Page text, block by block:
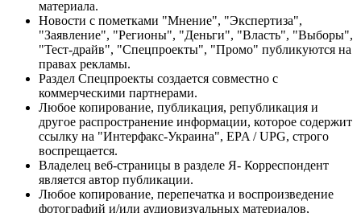
материала.
Новости с пометками "Мнение", "Экспертиза",
"Заявление", "Регионы", "Деньги", "Власть", "Выборы",
"Тест-драйв", "Спецпроекты", "Промо" публикуются на
правах рекламы.
Раздел Спецпроекты создается совместно с
коммерческими партнерами.
Любое копирование, публикация, републикация и
другое распространение информации, которое содержит
ссылку на "Интерфакс-Украина", EPA / UPG, строго
воспрещается.
Владелец веб-страницы в разделе Я- Корреспондент
является автор публикации.
Любое копирование, перепечатка и воспроизведение
фотографий и/или аудиовизуальных материалов,